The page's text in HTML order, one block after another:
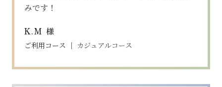
みです！
K.M 様
ご利用コース ｜ カジュアルコース